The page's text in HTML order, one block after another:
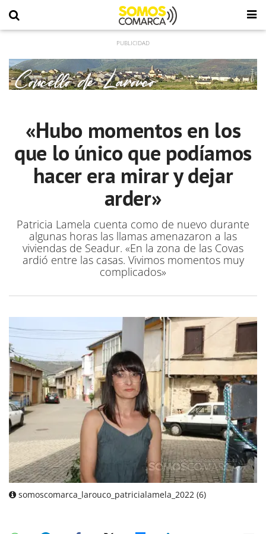
«Hubo momentos en los
que lo único que podíamos
hacer era mirar y dejar
arder»
Patricia Lamela cuenta como de nuevo durante
algunas horas las llamas amenazaron a las
viviendas de Seadur. «En la zona de las Covas
ardió entre las casas. Vivimos momentos muy
complicados»
somoscomarca_larouco_patricialamela_2022 (6)